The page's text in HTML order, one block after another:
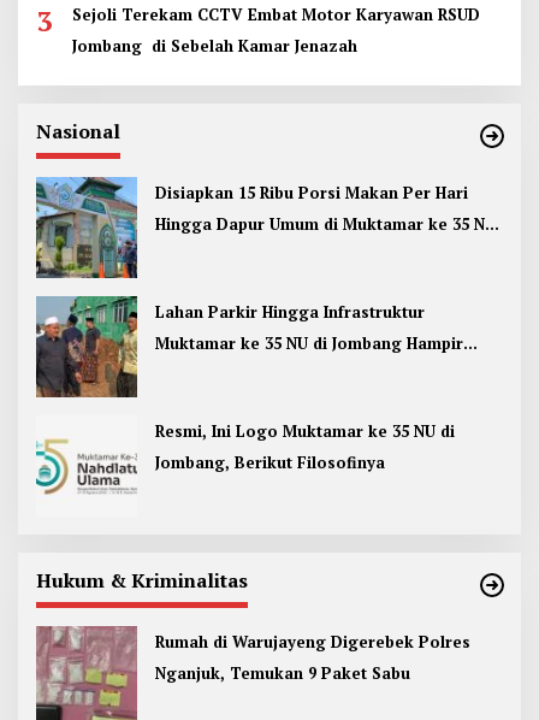
3
Sejoli Terekam CCTV Embat Motor Karyawan RSUD
Jombang di Sebelah Kamar Jenazah
Nasional
Disiapkan 15 Ribu Porsi Makan Per Hari
Hingga Dapur Umum di Muktamar ke 35 NU
Lahan Parkir Hingga Infrastruktur
Muktamar ke 35 NU di Jombang Hampir
Resmi, Ini Logo Muktamar ke 35 NU di
Jombang, Berikut Filosofinya
Hukum & Kriminalitas
Rumah di Warujayeng Digerebek Polres
Nganjuk, Temukan 9 Paket Sabu